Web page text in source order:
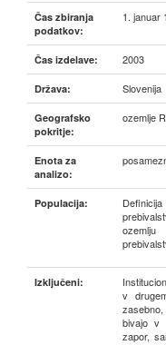
Čas zbiranja
podatkov:
1. januar
Čas izdelave: 2003
Država: Slovenija
Geografsko
pokritje:
ozemlje
Enota za
analizo:
Populacija:
Izključeni:
v
bivajo v
zapor,